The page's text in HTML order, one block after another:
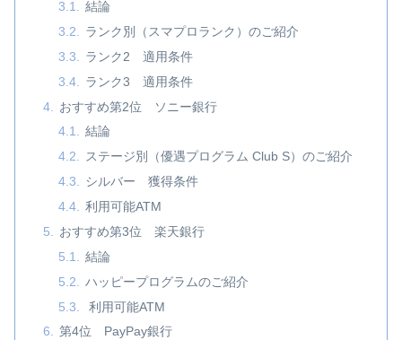
結論
ランク別（スマプロランク）のご紹介
ランク2 適用条件
ランク3 適用条件
おすすめ第2位 ソニー銀行
結論
ステージ別（優遇プログラム Club S）のご紹介
シルバー 獲得条件
利用可能ATM
おすすめ第3位 楽天銀行
結論
ハッピープログラムのご紹介
利用可能ATM
第4位 PayPay銀行